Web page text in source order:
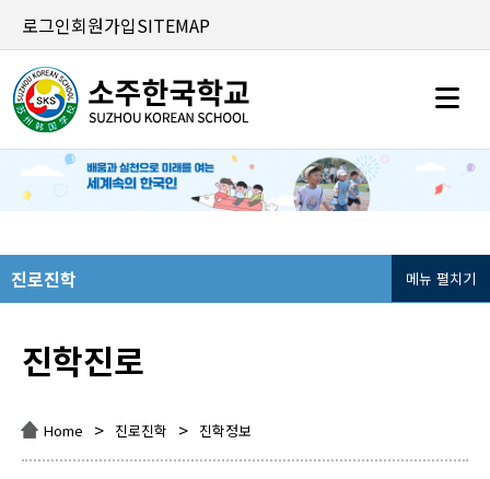
로그인회원가입SITEMAP
진로진학 메뉴 펼치기
진학진로
Home > 진로진학 > 진학정보